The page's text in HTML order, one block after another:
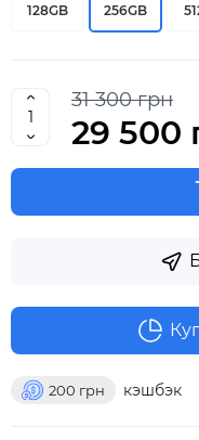
128GB 256GB
31 300 грн
29 500
200 грн кэшбэк